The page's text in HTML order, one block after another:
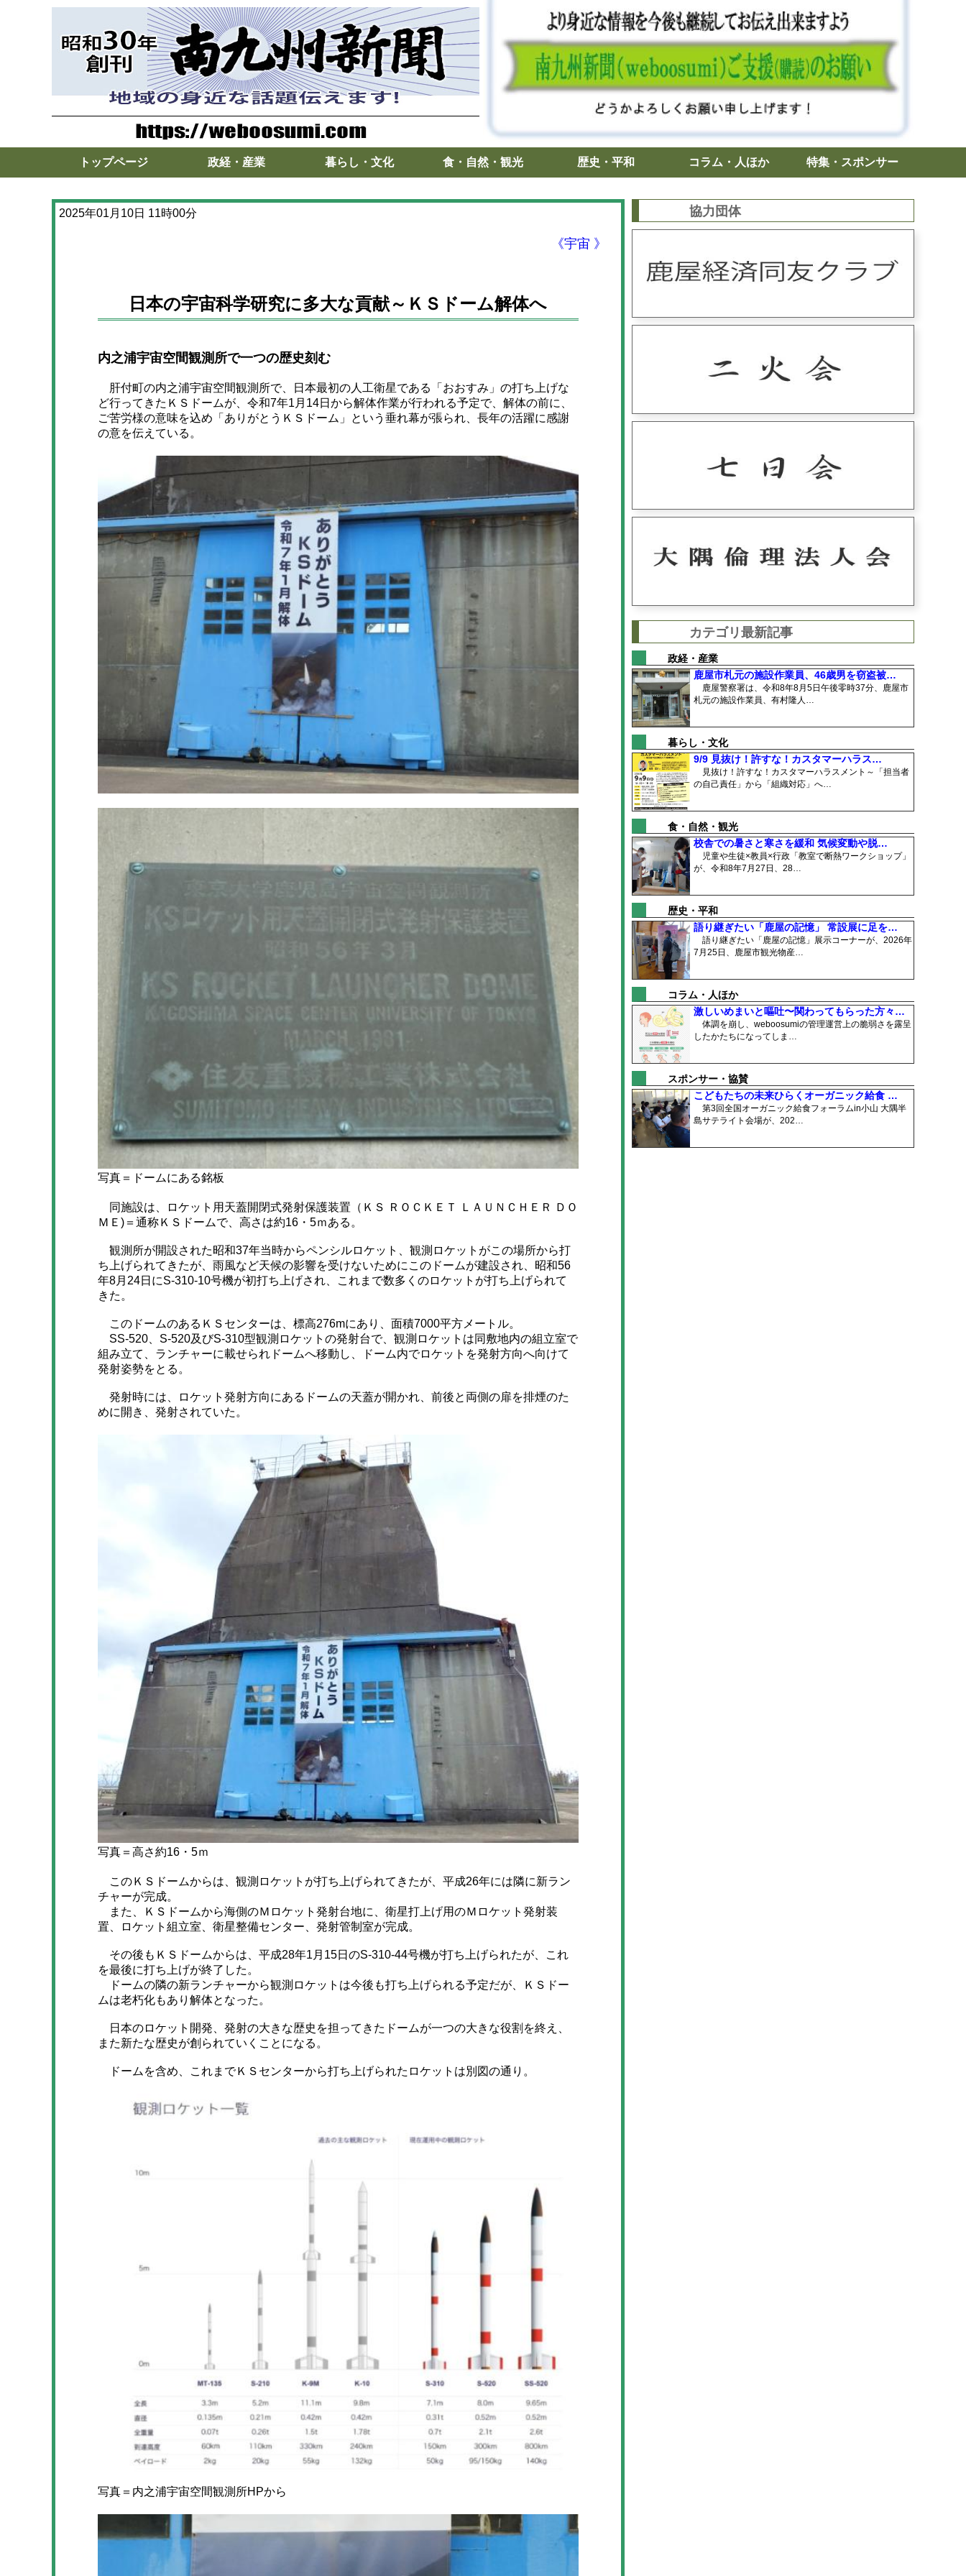
トップページ 政経・産業 暮らし・文化 食・自然・観光 歴史・平和 コラム・人ほか 特集・スポンサー
2025年01月10日 11時00分
《宇宙 》
日本の宇宙科学研究に多大な貢献～ＫＳドーム解体へ
内之浦宇宙空間観測所で一つの歴史刻む
肝付町の内之浦宇宙空間観測所で、日本最初の人工衛星である「おおすみ」の打ち上げな
ど行ってきたＫＳドームが、令和7年1月14日から解体作業が行われる予定で、解体の前に、
ご苦労様の意味を込め「ありがとうＫＳドーム」という垂れ幕が張られ、長年の活躍に感謝
の意を伝えている。
写真＝ドームにある銘板
同施設は、ロケット用天蓋開閉式発射保護装置（ＫＳ ＲＯＣＫＥＴ ＬＡＵＮＣＨＥＲ ＤＯ
ＭＥ)＝通称ＫＳドームで、高さは約16・5ｍある。
観測所が開設された昭和37年当時からペンシルロケット、観測ロケットがこの場所から打
ち上げられてきたが、雨風など天候の影響を受けないためにこのドームが建設され、昭和56
年8月24日にS-310-10号機が初打ち上げされ、これまで数多くのロケットが打ち上げられて
きた。
このドームのあるＫＳセンターは、標高276mにあり、面積7000平方メートル。
SS-520、S-520及びS-310型観測ロケットの発射台で、観測ロケットは同敷地内の組立室で
組み立て、ランチャーに載せられドームへ移動し、ドーム内でロケットを発射方向へ向けて
発射姿勢をとる。
発射時には、ロケット発射方向にあるドームの天蓋が開かれ、前後と両側の扉を排煙のた
めに開き、発射されていた。
写真＝高さ約16・5ｍ
このＫＳドームからは、観測ロケットが打ち上げられてきたが、平成26年には隣に新ラン
チャーが完成。
また、ＫＳドームから海側のＭロケット発射台地に、衛星打上げ用のＭロケット発射装
置、ロケット組立室、衛星整備センター、発射管制室が完成。
その後もＫＳドームからは、平成28年1月15日のS-310-44号機が打ち上げられたが、これ
を最後に打ち上げが終了した。
ドームの隣の新ランチャーから観測ロケットは今後も打ち上げられる予定だが、ＫＳドー
ムは老朽化もあり解体となった。
日本のロケット開発、発射の大きな歴史を担ってきたドームが一つの大きな役割を終え、
また新たな歴史が創られていくことになる。
ドームを含め、これまでＫＳセンターから打ち上げられたロケットは別図の通り。
写真＝内之浦宇宙空間観測所HPから
協力団体
カテゴリ最新記事
政経・産業
鹿屋市札元の施設作業員、46歳男を窃盗被…
鹿屋警察署は、令和8年8月5日午後零時37分、鹿屋市
札元の施設作業員、有村隆人…
暮らし・文化
9/9 見抜け！許すな！カスタマーハラス…
見抜け！許すな！カスタマーハラスメント～「担当者
の自己責任」から「組織対応」へ…
食・自然・観光
校舎での暑さと寒さを緩和 気候変動や脱…
児童や生徒×教員×行政「教室で断熱ワークショップ」
が、令和8年7月27日、28…
歴史・平和
語り継ぎたい「鹿屋の記憶」 常設展に足を…
語り継ぎたい「鹿屋の記憶」展示コーナーが、2026年
7月25日、鹿屋市観光物産…
コラム・人ほか
激しいめまいと嘔吐〜関わってもらった方々…
体調を崩し、weboosumiの管理運営上の脆弱さを露呈
したかたちになってしま…
スポンサー・協賛
こどもたちの未来ひらくオーガニック給食 …
第3回全国オーガニック給食フォーラムin小山 大隅半
島サテライト会場が、202…